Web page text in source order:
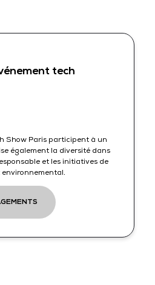
tech
Show Paris participent à un
également la diversité dans
et les initiatives de
environnemental.